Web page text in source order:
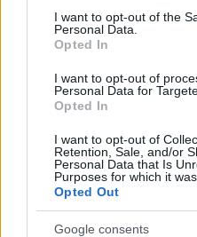
consent section.
I want to opt-out of the
Personal Data.
Opted In
I want to opt-out of
Personal Data for
Opted In
I want to opt-out of
Retention, Sale, and/or
Personal Data that Is
Purposes for which it
Opted Out
Google consents
(Orange is the New Black)
Legjobb színész
Legjobb kaszkadőrök
A jelöltek névsorát és a
lehet nyomon követni.